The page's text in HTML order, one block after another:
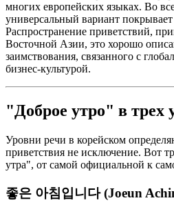
многих европейских языках. Во
универсальный вариант покрывает
Распространение приветствий,
Восточной Азии, это хорошо
заимствования, связанного с
бизнес-культурой.
"Доброе утро" в трех
Уровни речи в корейском
приветствия не исключение. Вот
утра", от самой официальной к
좋은 아침입니다 (Joeun